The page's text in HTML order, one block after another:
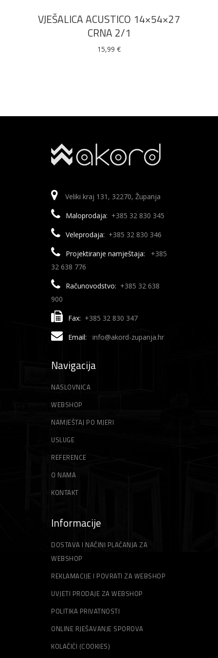
VJEŠALICA ACUSTICO 14×54×27
CRNA 2/1
15,99 €
Veliki kraj 131, 32270, Županja
Maloprodaja: +385 32 830 345
Veleprodaja: +385 32 830 346
Projektiranje namještaja:
+385
32 638 776
Računovodstvo: +385 32 638
900
Fax: +385 32 830 347
Email: info@akord-zupanja.hr
Navigacija
NASLOVNICA
WEBSHOP
NAMJEŠTAJ PO MJERI
USLUGE
REFERENCE
O NAMA
KONTAKT
Informacije
DOSTAVA I NAČINI PLAĆANJA ZA
WEBSHOP
REKLAMACIJE I POVRATI ZA WEBSHOP
UVJETI PRODAJE ZA WEBSHOP
POLITIKA PRIVATNOSTI
ONLINE RJEŠAVANJE SPOROVA
KOLAČIĆI (COOKIES)